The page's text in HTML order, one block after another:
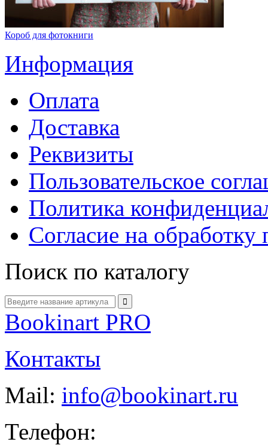
Короб для фотокниги
Информация
Оплата
Доставка
Реквизиты
Пользовательское
Политика
Согласие на
Поиск по каталогу
Bookinart PRO
Контакты
Mail: info@bookinart.ru
Телефон: